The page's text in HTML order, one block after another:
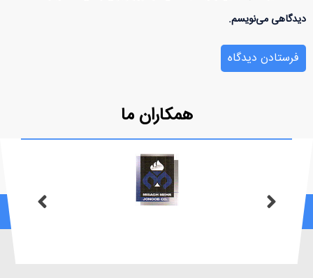
دیدگاهی می‌نویسم.
همکاران ما